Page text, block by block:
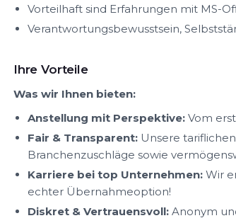
Vorteilhaft sind Erfahrungen mit MS-
Verantwortungsbewusstsein,
Ihre Vorteile
Was wir Ihnen bieten:
Anstellung mit Perspektive: Vom
Fair & Transparent: Unsere
Branchenzuschläge sowie
Karriere bei top Unternehmen: Wir
echter Übernahmeoption!
Diskret & Vertrauensvoll: Anonym